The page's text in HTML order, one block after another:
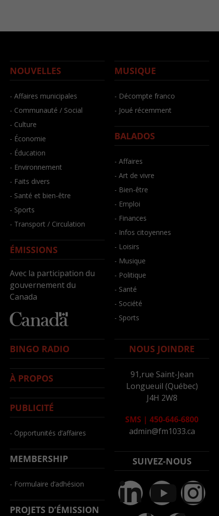
NOUVELLES
- Affaires municipales
- Communauté / Social
- Culture
- Économie
- Éducation
- Environnement
- Faits divers
- Santé et bien-être
- Sports
- Transport / Circulation
ÉMISSIONS
Avec la participation du
gouvernement du
Canada
MUSIQUE
- Décompte franco
- Joué récemment
BALADOS
- Affaires
- Art de vivre
- Bien-être
- Emploi
- Finances
- Infos citoyennes
- Loisirs
- Musique
- Politique
- Santé
- Société
- Sports
BINGO RADIO
À PROPOS
PUBLICITÉ
- Opportunités d’affaires
MEMBERSHIP
- Formulaire d’adhésion
PROJETS D’ÉMISSION
NOUS JOINDRE
91,rue Saint-Jean
Longueuil (Québec)
J4H 2W8
SMS | 450-646-6800
admin@fm1033.ca
SUIVEZ-NOUS